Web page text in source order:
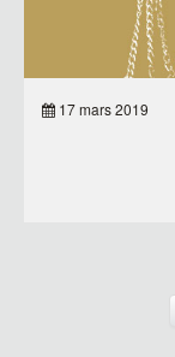
17 mars 2019